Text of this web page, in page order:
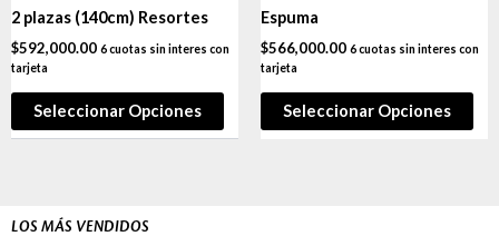
2 plazas (140cm) Resortes
$592,000.00 6 cuotas sin interes con
tarjeta
Seleccionar Opciones
Espuma
$566,000.00 6 cuotas sin interes con
tarjeta
Seleccionar Opciones
LOS MÁS VENDIDOS